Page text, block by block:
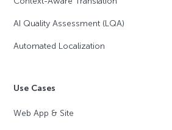
AI Quality Assessment (LQA)
Automated Localization
Use Cases
Web App & Site